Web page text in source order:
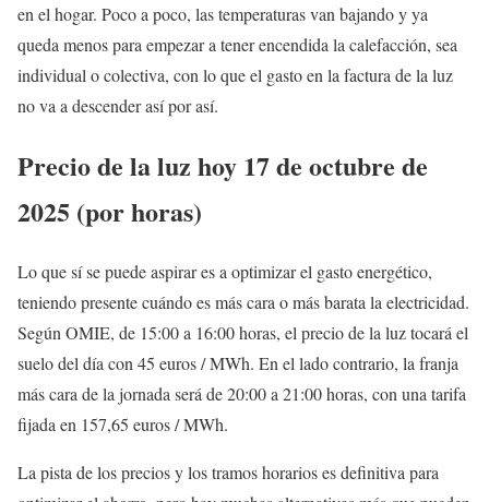
en el hogar. Poco a poco, las temperaturas van bajando y ya
queda menos para empezar a tener encendida la calefacción, sea
individual o colectiva, con lo que el gasto en la factura de la luz
no va a descender así por así.
Precio de la luz hoy 17 de octubre de
2025 (por horas)
Lo que sí se puede aspirar es a optimizar el gasto energético,
teniendo presente cuándo es más cara o más barata la electricidad.
Según OMIE, de 15:00 a 16:00 horas, el precio de la luz tocará el
suelo del día con 45 euros / MWh. En el lado contrario, la franja
más cara de la jornada será de 20:00 a 21:00 horas, con una tarifa
fijada en 157,65 euros / MWh.
La pista de los precios y los tramos horarios es definitiva para